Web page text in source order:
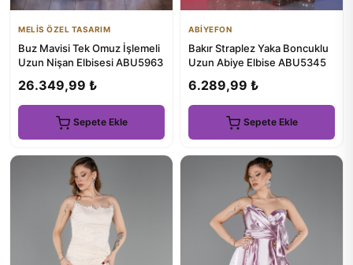
MELİS ÖZEL TASARIM
Buz Mavisi Tek Omuz İşlemeli
Uzun Nişan Elbisesi ABU5963
26.349,99 ₺
Sepete Ekle
ABİYEFON
Bakır Straplez Yaka Boncuklu
Uzun Abiye Elbise ABU5345
6.289,99 ₺
Sepete Ekle